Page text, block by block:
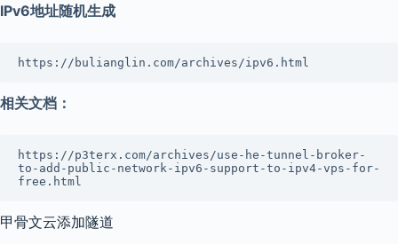
IPv6地址随机生成
https://bulianglin.com/archives/ipv6.html
相关文档：
https://p3terx.com/archives/use-he-tunnel-broker-
to-add-public-network-ipv6-support-to-ipv4-vps-for-
free.html
甲骨文云添加隧道